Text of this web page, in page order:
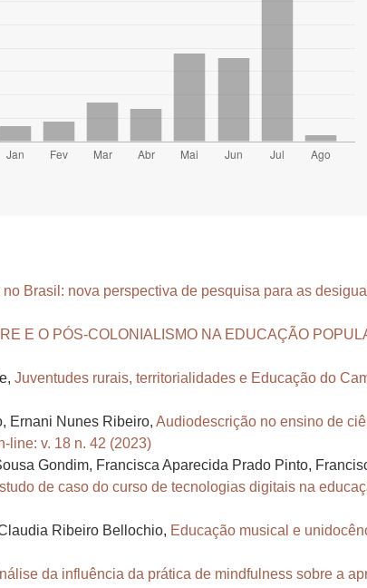
Brasil: nova perspectiva de pesquisa para as
E O PÓS-COLONIALISMO NA EDUCAÇÃO
Juventudes rurais, territorialidades e Educação do
Ernani Nunes Ribeiro, Audiodescrição no ensino de
line: v. 18 n. 42 (2023)
Gondim, Francisca Aparecida Prado Pinto,
de caso do curso de tecnologias digitais na
Ribeiro Bellochio, Educação musical e
da influência da prática de mindfulness sobre a